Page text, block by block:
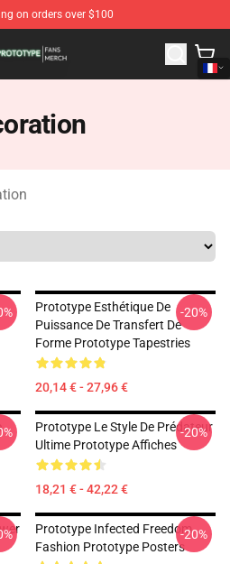
on orders over $100
Prototype Merchandise Store
Prototype Esthétique De
Puissance De Transfert De
Forme Prototype Tapestries
20,14 € - 27,96 €
-20%
Prototype Le Style De Prédateur
Ultime Prototype Affiches
18,21 € - 42,22 €
-20%
Prototype Infected Freedom
Fashion Prototype Posters
-20%